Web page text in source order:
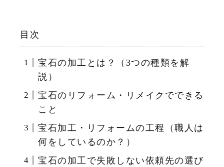
目次
宝石の加工とは？（3つの種類を解
説）
宝石のリフォーム・リメイクでできる
こと
宝石加工・リフォームの工程（職人は
何をしているのか？）
宝石の加工で失敗しない依頼先の選び